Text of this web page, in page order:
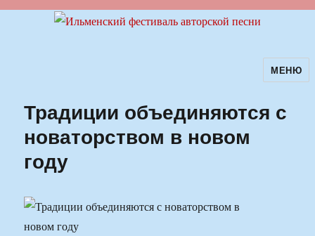
Ильменский фестиваль авторскойМЕНЮ
Традиции объединяются с
новаторством в новом
году